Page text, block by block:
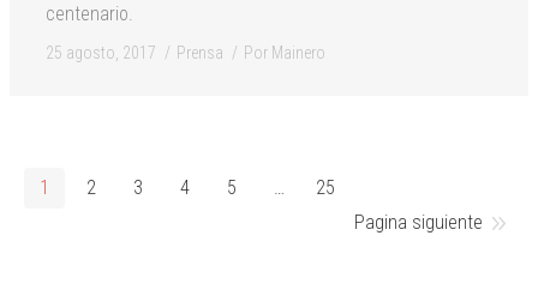
centenario.
25 agosto, 2017 Prensa Por Mainero
1 2 3 4 5 …
25
Pagina siguiente